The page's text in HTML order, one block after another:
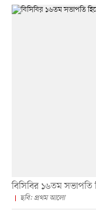
বিসিবির ১৬তম সভাপতি
ছবি: প্রথম আলো